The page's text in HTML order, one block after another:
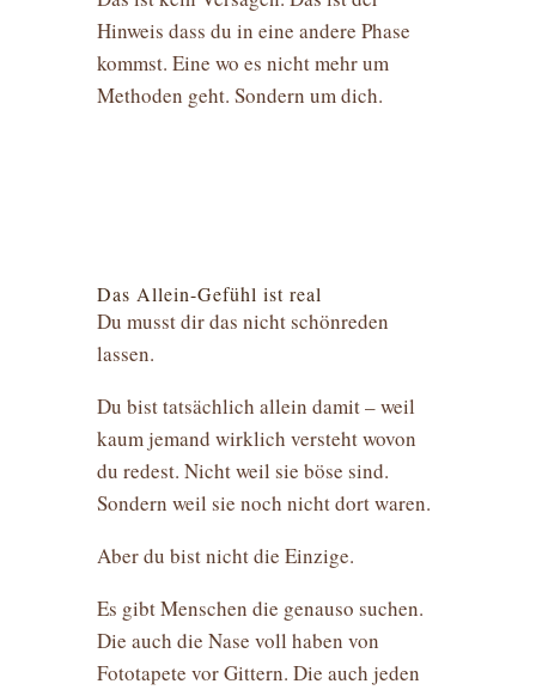
Hinweis dass du in eine andere Phase
kommst. Eine wo es nicht mehr um
Methoden geht. Sondern um dich.
Das Allein-Gefühl ist real
Du musst dir das nicht schönreden
lassen.
Du bist tatsächlich allein damit – weil
kaum jemand wirklich versteht wovon
du redest. Nicht weil sie böse sind.
Sondern weil sie noch nicht dort waren.
Aber du bist nicht die Einzige.
Es gibt Menschen die genauso suchen.
Die auch die Nase voll haben von
Fototapete vor Gittern. Die auch jeden